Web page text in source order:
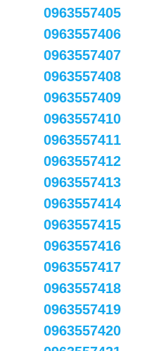
0963557405
0963557406
0963557407
0963557408
0963557409
0963557410
0963557411
0963557412
0963557413
0963557414
0963557415
0963557416
0963557417
0963557418
0963557419
0963557420